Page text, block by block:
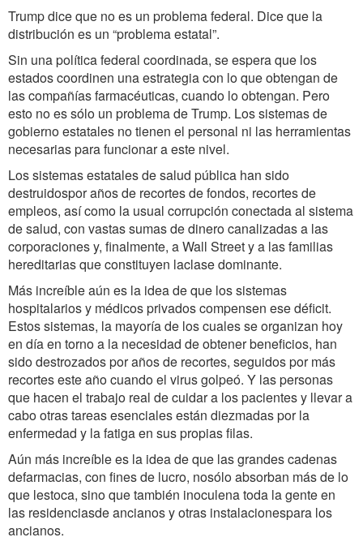
Trump dice que no es un problema federal. Dice que la
distribución es un “problema estatal”.
Sin una política federal coordinada, se espera que los
estados coordinen una estrategia con lo que obtengan de
las compañías farmacéuticas, cuando lo obtengan. Pero
esto no es sólo un problema de Trump. Los sistemas de
gobierno estatales no tienen el personal ni las herramientas
necesarias para funcionar a este nivel.
Los sistemas estatales de salud pública han sido
destruidospor años de recortes de fondos, recortes de
empleos, así como la usual corrupción conectada al sistema
de salud, con vastas sumas de dinero canalizadas a las
corporaciones y, finalmente, a Wall Street y a las familias
hereditarias que constituyen laclase dominante.
Más increíble aún es la idea de que los sistemas
hospitalarios y médicos privados compensen ese déficit.
Estos sistemas, la mayoría de los cuales se organizan hoy
en día en torno a la necesidad de obtener beneficios, han
sido destrozados por años de recortes, seguidos por más
recortes este año cuando el virus golpeó. Y las personas
que hacen el trabajo real de cuidar a los pacientes y llevar a
cabo otras tareas esenciales están diezmadas por la
enfermedad y la fatiga en sus propias filas.
Aún más increíble es la idea de que las grandes cadenas
defarmacias, con fines de lucro, nosólo absorban más de lo
que lestoca, sino que también inoculena toda la gente en
las residenciasde ancianos y otras instalacionespara los
ancianos.